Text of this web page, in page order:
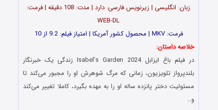
زبان: انگلیسی | زیرنویس فارسی: دارد | مدت: 108 دقیقه | فرمت:
WEB-DL
فرمت: MKV | محصول کشور آمریکا | امتیاز فیلم: 9.2 از 10
خلاصه داستان:
در فیلم باغ ایزابل Isabel’s Garden 2024 زندگی یک خبرنگار
بلندپرواز تلویزیون، زمانی که مرگ شوهرش او را مجبور می‌کند تا
مسئولیت دختر پانزده ساله او را به عهده بگیرد، کاملا تغییر می‌کند
و…